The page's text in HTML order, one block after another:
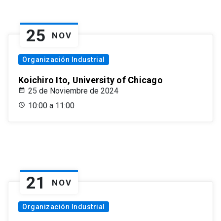
25 NOV
Organización Industrial
Koichiro Ito, University of Chicago
25 de Noviembre de 2024
10:00 a 11:00
21 NOV
Organización Industrial